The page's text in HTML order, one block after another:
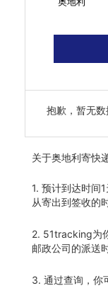
抱歉，暂无数
关于奥地利寄快
1. 预计到达时间
从寄出到签收的
2. 51tracking为
邮政公司的派送
3. 通过查询，你